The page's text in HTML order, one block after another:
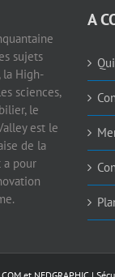
sujets
la High-
sciences,
le
est le
de la
a pour
A